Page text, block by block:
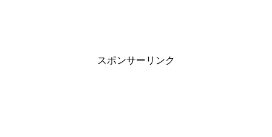
スポンサーリンク